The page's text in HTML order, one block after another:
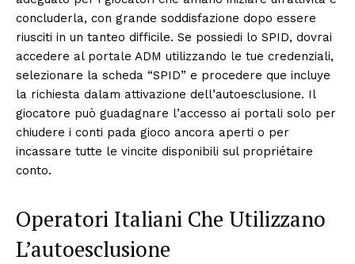
concluderla, con grande soddisfazione dopo essere
riusciti in un tanteo difficile. Se possiedi lo SPID, dovrai
accedere al portale ADM utilizzando le tue credenziali,
selezionare la scheda “SPID” e procedere que incluye
la richiesta dalam attivazione dell’autoesclusione. Il
giocatore può guadagnare l’accesso ai portali solo per
chiudere i conti pada gioco ancora aperti o per
incassare tutte le vincite disponibili sul propriétaire
conto.
Operatori Italiani Che Utilizzano
L’autoesclusione